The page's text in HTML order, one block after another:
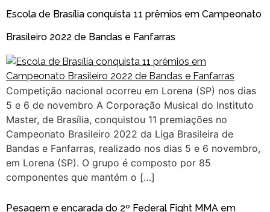
Escola de Brasília conquista 11 prêmios em Campeonato
Brasileiro 2022 de Bandas e Fanfarras
Competição nacional ocorreu em Lorena (SP) nos dias
5 e 6 de novembro A Corporação Musical do Instituto
Master, de Brasília, conquistou 11 premiações no
Campeonato Brasileiro 2022 da Liga Brasileira de
Bandas e Fanfarras, realizado nos dias 5 e 6 novembro,
em Lorena (SP). O grupo é composto por 85
componentes que mantém o […]
Pesagem e encarada do 2º Federal Fight MMA em